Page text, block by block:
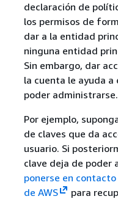
declaración de
los permisos de
dar a la entidad
ninguna entidad
Sin embargo, dar
la cuenta le ayuda
poder administrarse.
Por ejemplo,
de claves que da
usuario. Si
clave deja de poder
ponerse en
de AWS
para